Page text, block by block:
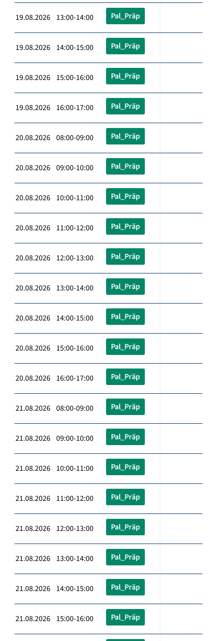
19.08.2026 13:00-14:00 Pal_Präp
19.08.2026 14:00-15:00 Pal_Präp
19.08.2026 15:00-16:00 Pal_Präp
19.08.2026 16:00-17:00 Pal_Präp
20.08.2026 08:00-09:00 Pal_Präp
20.08.2026 09:00-10:00 Pal_Präp
20.08.2026 10:00-11:00 Pal_Präp
20.08.2026 11:00-12:00 Pal_Präp
20.08.2026 12:00-13:00 Pal_Präp
20.08.2026 13:00-14:00 Pal_Präp
20.08.2026 14:00-15:00 Pal_Präp
20.08.2026 15:00-16:00 Pal_Präp
20.08.2026 16:00-17:00 Pal_Präp
21.08.2026 08:00-09:00 Pal_Präp
21.08.2026 09:00-10:00 Pal_Präp
21.08.2026 10:00-11:00 Pal_Präp
21.08.2026 11:00-12:00 Pal_Präp
21.08.2026 12:00-13:00 Pal_Präp
21.08.2026 13:00-14:00 Pal_Präp
21.08.2026 14:00-15:00 Pal_Präp
21.08.2026 15:00-16:00 Pal_Präp